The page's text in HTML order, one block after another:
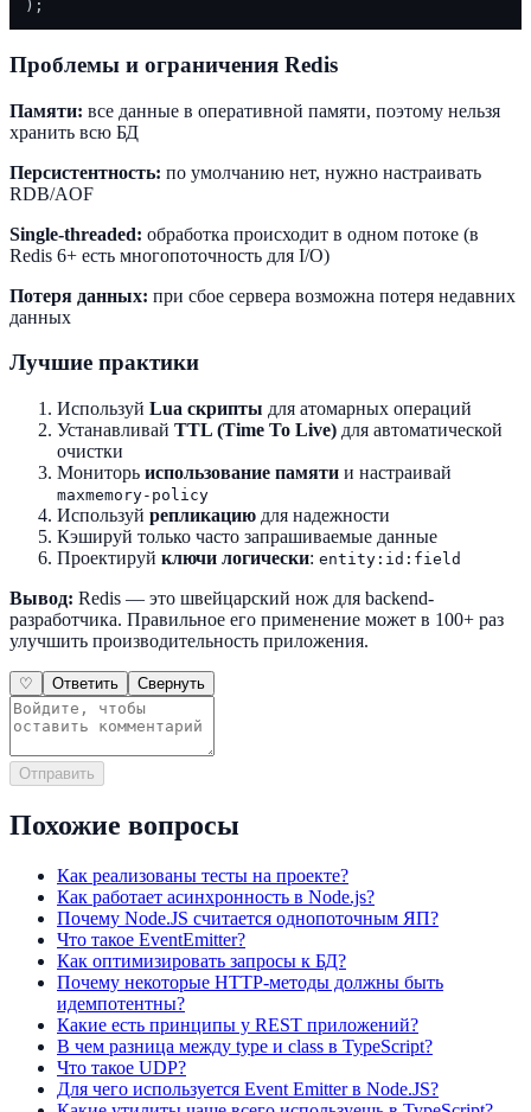
Проблемы и ограничения Redis
Памяти: все данные в оперативной памяти, поэтому нельзя
хранить всю БД
Персистентность: по умолчанию нет, нужно настраивать
RDB/AOF
Single-threaded: обработка происходит в одном потоке (в
Redis 6+ есть многопоточность для I/O)
Потеря данных: при сбое сервера возможна потеря недавних
данных
Лучшие практики
Используй Lua скрипты для атомарных операций
Устанавливай TTL (Time To Live) для автоматической
очистки
Мониторь использование памяти и настраивай
maxmemory-policy
Используй репликацию для надежности
Кэшируй только часто запрашиваемые данные
Проектируй ключи логически: entity:id:field
Вывод: Redis — это швейцарский нож для backend-
разработчика. Правильное его применение может в 100+ раз
улучшить производительность приложения.
♡ Ответить Свернуть
Отправить
Похожие вопросы
Как реализованы тесты на проекте?
Как работает асинхронность в Node.js?
Почему Node.JS считается однопоточным ЯП?
Что такое EventEmitter?
Как оптимизировать запросы к БД?
Почему некоторые HTTP-методы должны быть
идемпотентны?
Какие есть принципы у REST приложений?
В чем разница между type и class в TypeScript?
Что такое UDP?
Для чего используется Event Emitter в Node.JS?